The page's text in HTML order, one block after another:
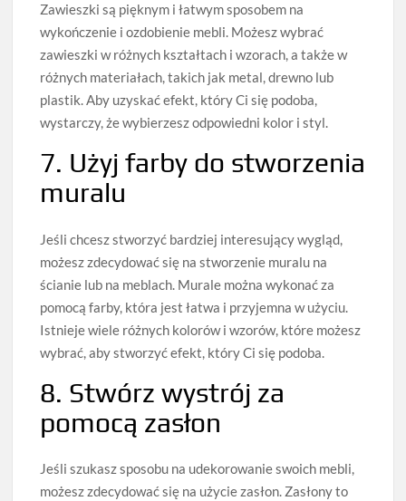
Zawieszki są pięknym i łatwym sposobem na
wykończenie i ozdobienie mebli. Możesz wybrać
zawieszki w różnych kształtach i wzorach, a także w
różnych materiałach, takich jak metal, drewno lub
plastik. Aby uzyskać efekt, który Ci się podoba,
wystarczy, że wybierzesz odpowiedni kolor i styl.
7. Użyj farby do stworzenia
muralu
Jeśli chcesz stworzyć bardziej interesujący wygląd,
możesz zdecydować się na stworzenie muralu na
ścianie lub na meblach. Murale można wykonać za
pomocą farby, która jest łatwa i przyjemna w użyciu.
Istnieje wiele różnych kolorów i wzorów, które możesz
wybrać, aby stworzyć efekt, który Ci się podoba.
8. Stwórz wystrój za
pomocą zasłon
Jeśli szukasz sposobu na udekorowanie swoich mebli,
możesz zdecydować się na użycie zasłon. Zasłony to